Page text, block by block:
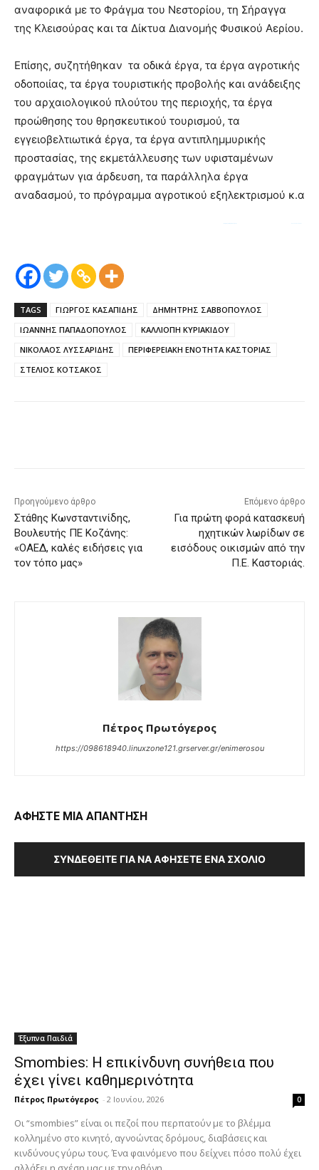
αναφορικά με το Φράγμα του Νεστορίου, τη Σήραγγα
της Κλεισούρας και τα Δίκτυα Διανομής Φυσικού Αερίου.
Επίσης, συζητήθηκαν τα οδικά έργα, τα έργα αγροτικής
οδοποιίας, τα έργα τουριστικής προβολής και ανάδειξης
του αρχαιολογικού πλούτου της περιοχής, τα έργα
προώθησης του θρησκευτικού τουρισμού, τα
εγγειοβελτιωτικά έργα, τα έργα αντιπλημμυρικής
προστασίας, της εκμετάλλευσης των υφισταμένων
φραγμάτων για άρδευση, τα παράλληλα έργα
αναδασμού, το πρόγραμμα αγροτικού εξηλεκτρισμού κ.α
TAGS ΓΙΩΡΓΟΣ ΚΑΣΑΠΙΔΗΣ
ΔΗΜΗΤΡΗΣ ΣΑΒΒΟΠΟΥΛΟΣ
ΙΩΑΝΝΗΣ ΠΑΠΑΔΟΠΟΥΛΟΣ
ΚΑΛΛΙΟΠΗ ΚΥΡΙΑΚΙΔΟΥ
ΝΙΚΟΛΑΟΣ ΛΥΣΣΑΡΙΔΗΣ
ΠΕΡΙΦΕΡΕΙΑΚΗ ΕΝΟΤΗΤΑ ΚΑΣΤΟΡΙΑΣ
ΣΤΕΛΙΟΣ ΚΟΤΣΑΚΟΣ
Προηγούμενο άρθρο
Στάθης Κωνσταντινίδης,
Βουλευτής ΠΕ Κοζάνης:
«ΟΑΕΔ, καλές ειδήσεις για
τον τόπο μας»
Επόμενο άρθρο
Για πρώτη φορά κατασκευή
ηχητικών λωρίδων σε
εισόδους οικισμών από την
Π.Ε. Καστοριάς.
Πέτρος Πρωτόγερος
https://098618940.linuxzone121.grserver.gr/enimerosou
ΑΦΗΣΤΕ ΜΙΑ ΑΠΑΝΤΗΣΗ
ΣΥΝΔΕΘΕΊΤΕ ΓΙΑ ΝΑ ΑΦΉΣΕΤΕ ΈΝΑ ΣΧΌΛΙΟ
Έξυπνα Παιδιά
Smombies: Η επικίνδυνη συνήθεια που
έχει γίνει καθημερινότητα
Πέτρος Πρωτόγερος - 2 Ιουνίου, 2026 0
Οι “smombies” είναι οι πεζοί που περπατούν με το βλέμμα
κολλημένο στο κινητό, αγνοώντας δρόμους, διαβάσεις και
κινδύνους γύρω τους. Ένα φαινόμενο που δείχνει πόσο πολύ έχει